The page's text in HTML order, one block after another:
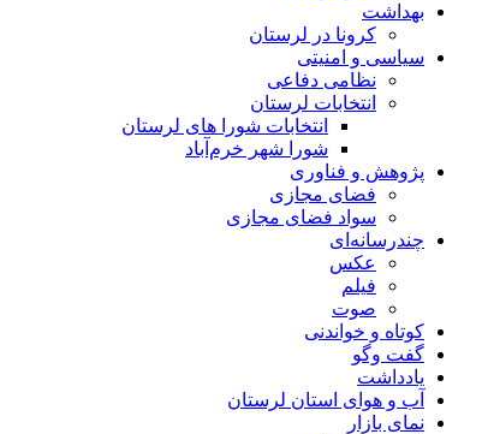
بهداشت
کرونا در لرستان
سیاسی و امنیتی
نظامی دفاعی
انتخابات لرستان
انتخابات شورا های لرستان
شورا شهر خرم‌آباد
پژوهش و فناوری
فضای مجازی
سواد فضای مجازی
چندرسانه‌ای
عكس
فیلم
صوت
کوتاه و خواندنی
گفت وگو
یادداشت
آب و هوای استان لرستان
نمای بازار